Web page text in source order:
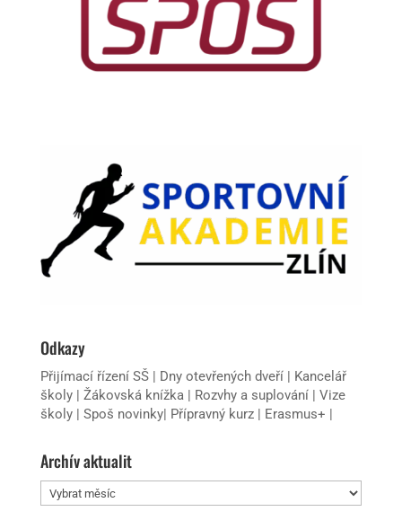
Odkazy
Přijímací řízení SŠ| Dny otevřených dveří| Kancelář
školy| Žákovská knížka| Rozvhy a suplování | Vize
školy | Spoš novinky| Přípravný kurz| Erasmus+ |
Archív aktualit
Archív
aktualit